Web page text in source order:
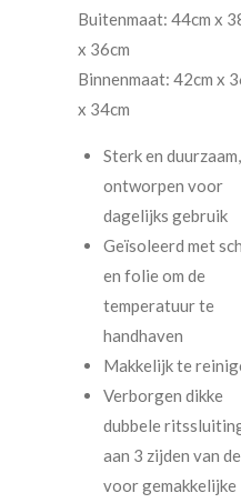
Buitenmaat: 44cm x
x 36cm
Binnenmaat: 42cm x
x 34cm
Sterk en duurzaam,
ontworpen voor
dagelijks gebruik
Geïsoleerd met
en folie om de
temperatuur te
handhaven
Makkelijk te
Verborgen dikke
dubbele
aan 3 zijden van
voor gemakkelijke